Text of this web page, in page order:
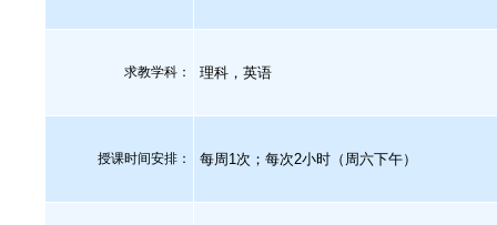
求教学科： 理科，英语
授课时间安排： 每周1次；每次2小时（周六下午）